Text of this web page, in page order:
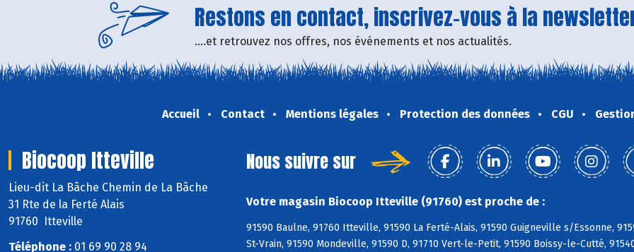
Restons en contact, inscrivez-vous à la
....et retrouvez nos offres, nos événements et nos actualités.
Accueil Contact Mentions légales Protection des données CGU
Biocoop Itteville
Lieu-dit La Bâche Chemin de La Bâche
31 Rte de la Ferté Alais
91760 Itteville
Téléphone : 01 69 90 28 94
Nous suivre sur
Votre magasin Biocoop Itteville (91760) est proche de :
91590 Baulne, 91760 Itteville, 91590 La Ferté-Alais, 91590 Guigneville s/Essonne,
St-Vrain, 91590 Mondeville, 91590 D, 91710 Vert-le-Petit, 91590 Boissy-le-Cutté,